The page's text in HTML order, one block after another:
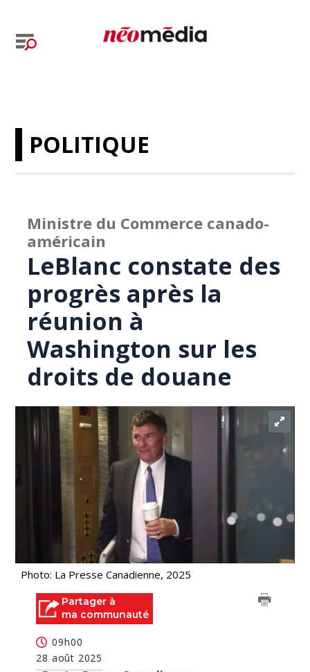
POLITIQUE
Ministre du Commerce canado-
américain
LeBlanc constate des
progrès après la
réunion à
Washington sur les
droits de douane
Photo: La Presse Canadienne, 2025
Partager à
ma communauté
09h00
28 août 2025